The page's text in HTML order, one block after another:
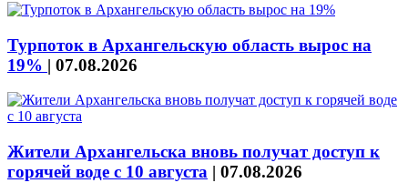
Турпоток в Архангельскую область вырос на
19% | 07.08.2026
Жители Архангельска вновь получат доступ к
горячей воде с 10 августа | 07.08.2026